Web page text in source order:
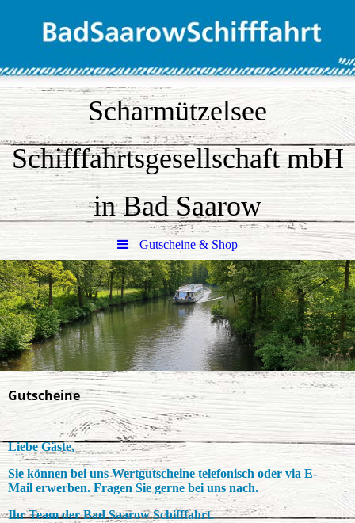
Scharmützelsee
Schifffahrtsgesellschaft mbH
in Bad Saarow
Gutscheine & Shop
Gutscheine
Liebe Gäste,
Sie können bei uns Wertgutscheine telefonisch oder via E-
Mail erwerben. Fragen Sie gerne bei uns nach.
Ihr Team der Bad Saarow Schifffahrt.